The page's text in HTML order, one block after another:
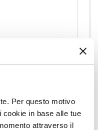
Per questo motivo
cookie in base alle tue
attraverso il